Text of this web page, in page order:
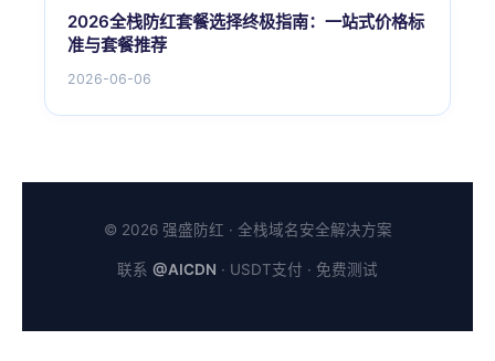
2026全栈防红套餐选择终极指南：一站式价格标
准与套餐推荐
2026-06-06
© 2026 强盛防红 · 全栈域名安全解决方案
联系 @AICDN · USDT支付 · 免费测试